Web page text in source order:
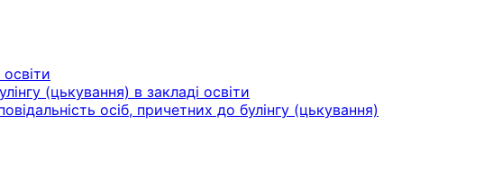
(цькування) в закладі освіти
осіб, причетних до булінгу (цькування)